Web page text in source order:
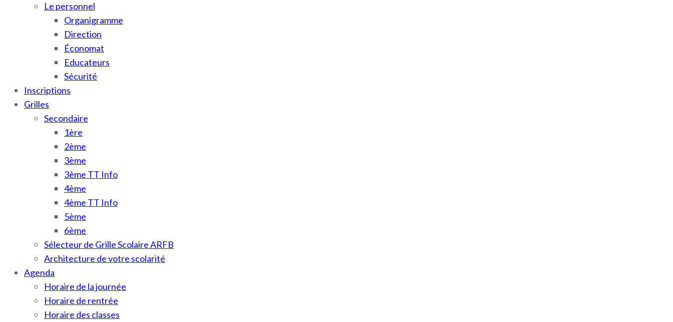
Le personnel
Organigramme
Direction
Économat
Educateurs
Sécurité
Inscriptions
Grilles
Secondaire
1ère
2ème
3ème
3ème TT Info
4ème
4ème TT Info
5ème
6ème
Sélecteur de Grille Scolaire ARFB
Architecture de votre scolarité
Agenda
Horaire de la journée
Horaire de rentrée
Horaire des classes